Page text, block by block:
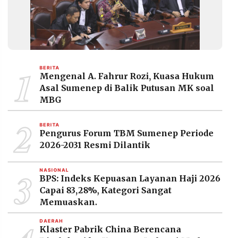
RESOLUSI
1 BERITA
Mengenal A. Fahrur Rozi, Kuasa Hukum
Asal Sumenep di Balik Putusan MK soal
MBG
2 BERITA
Pengurus Forum TBM Sumenep Periode
2026-2031 Resmi Dilantik
3 NASIONAL
BPS: Indeks Kepuasan Layanan Haji 2026
Capai 83,28%, Kategori Sangat
Memuaskan.
DAERAH
Klaster Pabrik China Berencana